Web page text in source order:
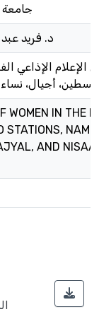
جامعة
د. فريد عبد
الإعلام الإذاعي
أجيال،
WOMEN IN THE
STATIONS,
AND NISAA